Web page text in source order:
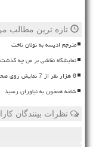
تازه ترین مطالب
مترجم ادیسه به نولان تاخت
نمایشگاه نقاشی بر من چه
6 هزار نفر از 7 نمایش روی صحنه دیدن کردند
شاخه همخون به نیاوران رسید
نظرات بینندگان